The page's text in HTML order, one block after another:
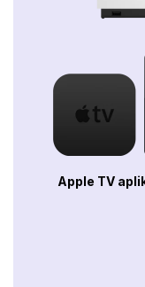
Apple TV